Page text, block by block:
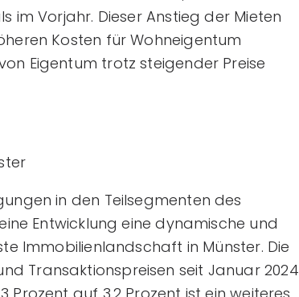
im Vorjahr. Dieser Anstieg der Mieten
Kosten für Wohneigentum
Eigentum trotz steigender Preise
in den Teilsegmenten des
Entwicklung eine dynamische und
Immobilienlandschaft in Münster. Die
Transaktionspreisen seit Januar 2024